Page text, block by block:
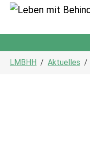
LMBHH Aktuelles